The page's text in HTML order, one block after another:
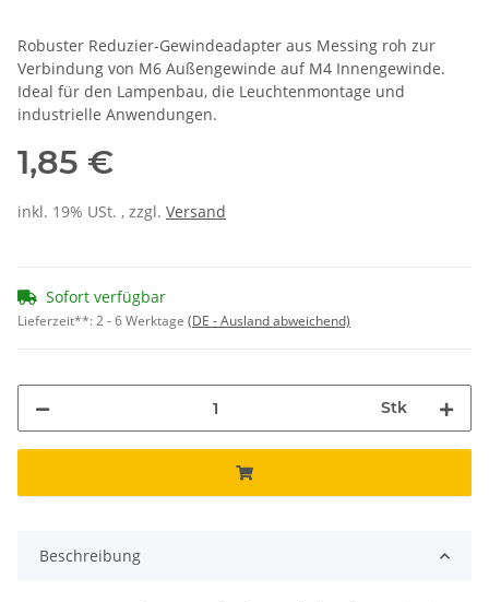
Robuster Reduzier-Gewindeadapter aus Messing roh zur
Verbindung von M6 Außengewinde auf M4 Innengewinde.
Ideal für den Lampenbau, die Leuchtenmontage und
industrielle Anwendungen.
1,85 €
inkl. 19% USt. , zzgl. Versand
Sofort verfügbar
Lieferzeit**:2 - 6 Werktage (DE - Ausland abweichend)
Stk
Beschreibung